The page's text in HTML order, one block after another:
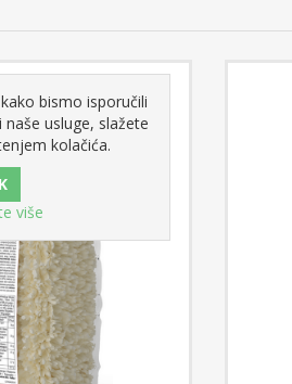
bismo isporučili
usluge, slažete
kolačića.
više